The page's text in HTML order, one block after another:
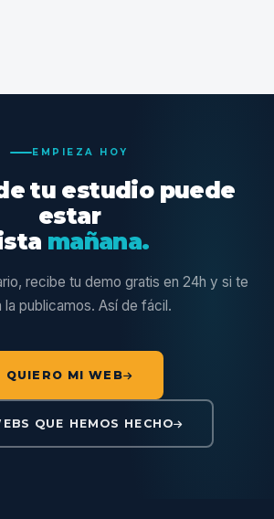
EMPIEZA HOY
tu estudio puede
estar
mañana.
recibe tu demo gratis en 24h y si te
la publicamos. Así de fácil.
QUIERO MI WEB
QUE HEMOS HECHO